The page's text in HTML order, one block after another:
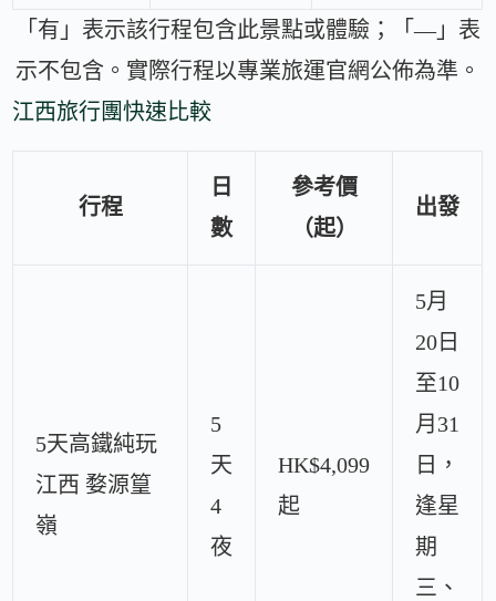
「有」表示該行程包含此景點或體驗；「—」表
示不包含。實際行程以專業旅運官網公佈為準。
江西旅行團快速比較
行程
日
數
參考價
（起）
出發
5天高鐵純玩
江西 婺源篁
嶺
5
天
4
夜
HK$4,099
起
5月
20日
至10
月31
日，
逢星
期
三、